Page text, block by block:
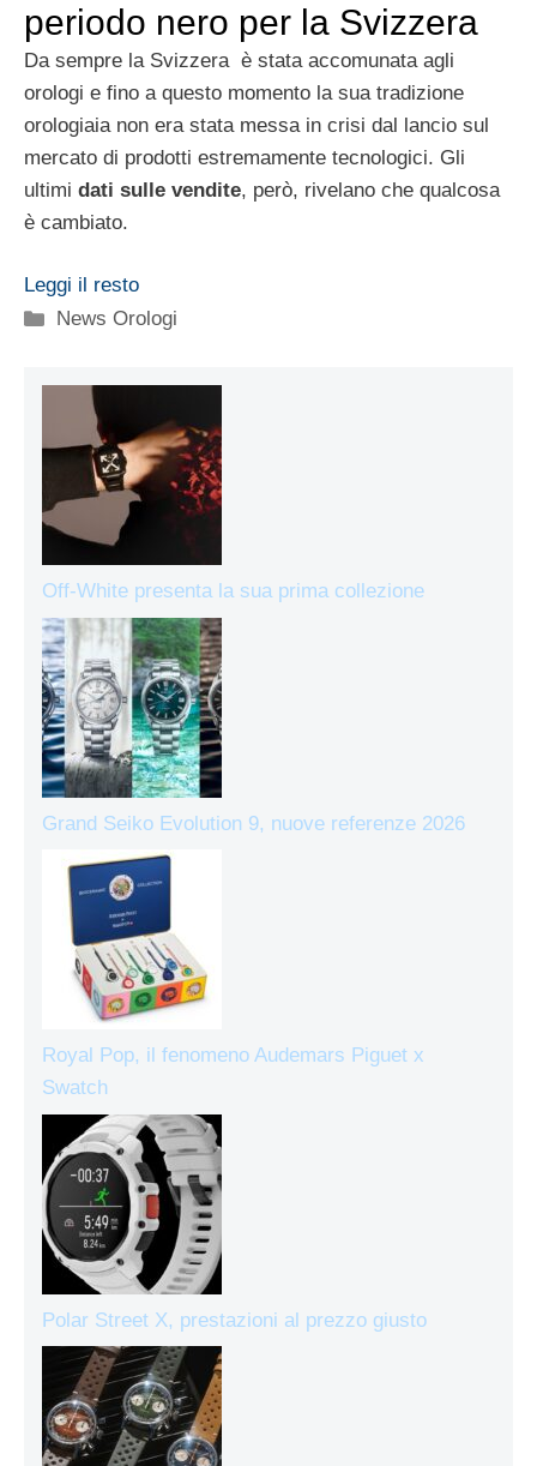
periodo nero per la Svizzera
Da sempre la Svizzera è stata accomunata agli
orologi e fino a questo momento la sua tradizione
orologiaia non era stata messa in crisi dal lancio sul
mercato di prodotti estremamente tecnologici. Gli
ultimi dati sulle vendite, però, rivelano che qualcosa
è cambiato.
Leggi il resto
Categorie
News Orologi
Off-White presenta la sua prima collezione
Grand Seiko Evolution 9, nuove referenze 2026
Royal Pop, il fenomeno Audemars Piguet x
Swatch
Polar Street X, prestazioni al prezzo giusto